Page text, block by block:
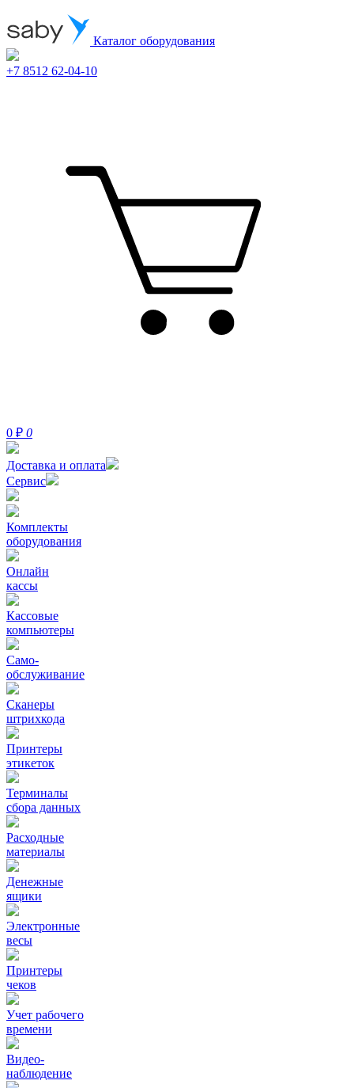
Каталог оборудования
+7 8512 62-04-10
0 ₽ 0
Доставка и оплата
Сервис
Комплекты
оборудования
Онлайн
кассы
Кассовые
компьютеры
Само-
обслуживание
Сканеры
штрихкода
Принтеры
этикеток
Терминалы
сбора данных
Расходные
материалы
Денежные
ящики
Электронные
весы
Принтеры
чеков
Учет рабочего
времени
Видео‑
наблюдение